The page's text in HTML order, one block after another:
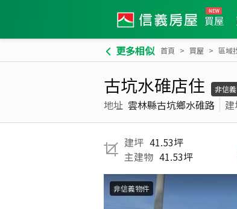
買屋
更多相似 首頁 買屋 區域
古坑水碓店住 非信
地址 雲林縣古坑鄉水碓路
建坪 41.53坪
主建物 41.53坪
非信義物件